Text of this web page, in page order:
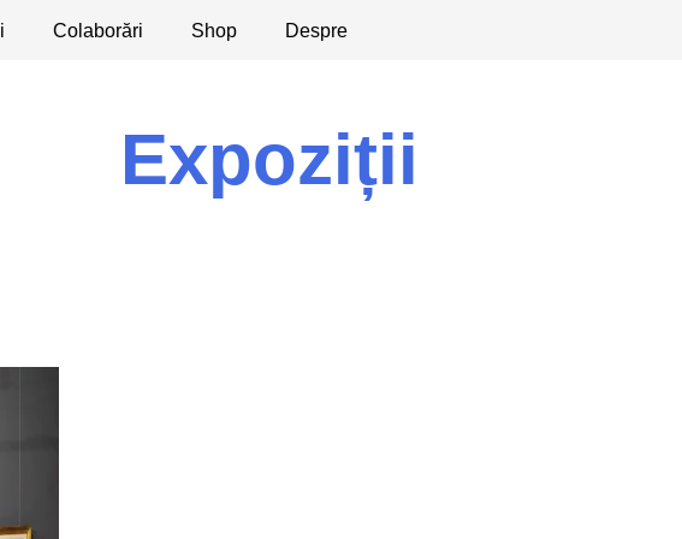
Colaborări Shop Despre
Dezbateri Apeluri
Expoziții